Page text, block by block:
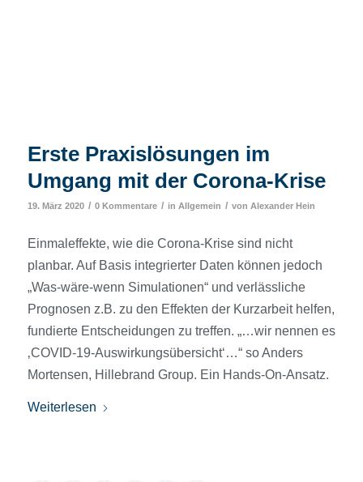
Erste Praxislösungen im
Umgang mit der Corona-Krise
19. März 2020 / 0 Kommentare / in Allgemein / von Alexander Hein
Einmaleffekte, wie die Corona-Krise sind nicht
planbar. Auf Basis integrierter Daten können jedoch
„Was-wäre-wenn Simulationen“ und verlässliche
Prognosen z.B. zu den Effekten der Kurzarbeit helfen,
fundierte Entscheidungen zu treffen. „…wir nennen es
‚COVID-19-Auswirkungsübersicht‘…“ so Anders
Mortensen, Hillebrand Group. Ein Hands-On-Ansatz.
Weiterlesen